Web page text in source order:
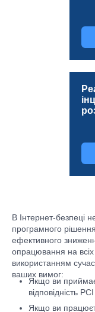
В Інтернет-безпеці
програмного
ефективного
опрацювання на всіх
використанням
ваших вимог:
Якщо ви
відповідність
Якщо ви